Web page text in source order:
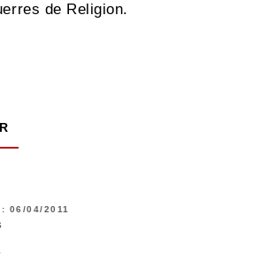
de Religion.
: 06/04/2011